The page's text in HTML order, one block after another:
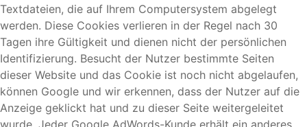
Textdateien, die auf Ihrem Computersystem abgelegt
werden. Diese Cookies verlieren in der Regel nach 30
Tagen ihre Gültigkeit und dienen nicht der persönlichen
Identifizierung. Besucht der Nutzer bestimmte Seiten
dieser Website und das Cookie ist noch nicht abgelaufen,
können Google und wir erkennen, dass der Nutzer auf die
Anzeige geklickt hat und zu dieser Seite weitergeleitet
wurde. Jeder Google AdWords-Kunde erhält ein anderes